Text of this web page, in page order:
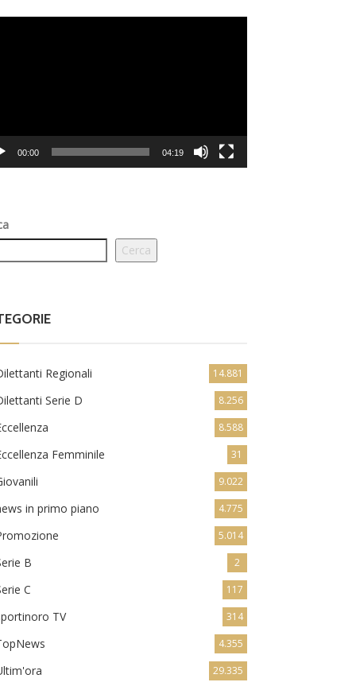
00:00 04:19
Cerca
Regionali 14.881
Serie D 8.256
8.588
Femminile 31
9.022
in primo piano 4.775
5.014
B 2
C 117
TV 314
4.355
29.335